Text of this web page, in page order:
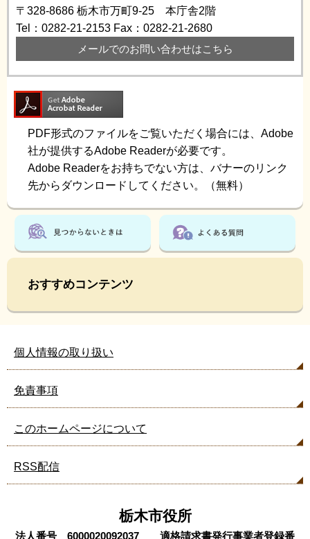
〒328-8686 栃木市万町9-25 本庁舎2階
Tel：0282-21-2153 Fax：0282-21-2680
メールでのお問い合わせはこちら
PDF形式のファイルをご覧いただく場合には、Adobe
社が提供するAdobe Readerが必要です。
Adobe Readerをお持ちでない方は、バナーのリンク
先からダウンロードしてください。（無料）
おすすめコンテンツ
個人情報の取り扱い
免責事項
このホームページについて
RSS配信
栃木市役所
法人番号 6000020092037 適格請求書発行事業者登録番